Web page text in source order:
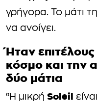
γρήγορα. Το μάτι
να ανοίγει.
Ήταν
κόσμο και την
δύο μάτια
“Η μικρή Soleil